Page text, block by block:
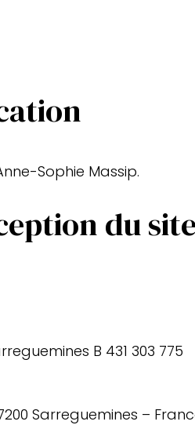
Sophie Massip.
du
B 431 303 775
Sarreguemines –